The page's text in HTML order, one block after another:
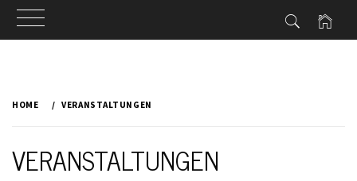
HOME VERANSTALTUNGEN
VERANSTALTUNGEN